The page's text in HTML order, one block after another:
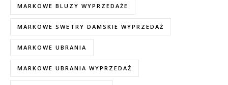
MARKOWE BLUZY WYPRZEDAŻE
MARKOWE SWETRY DAMSKIE WYPRZEDAŻ
MARKOWE UBRANIA
MARKOWE UBRANIA WYPRZEDAŻ